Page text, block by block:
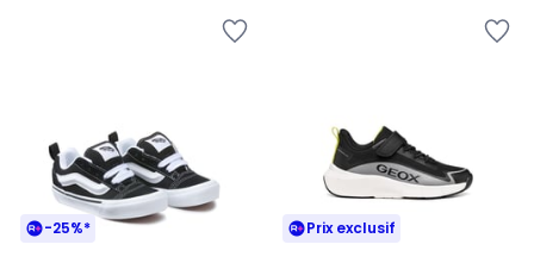
-25%* Prix exclusif